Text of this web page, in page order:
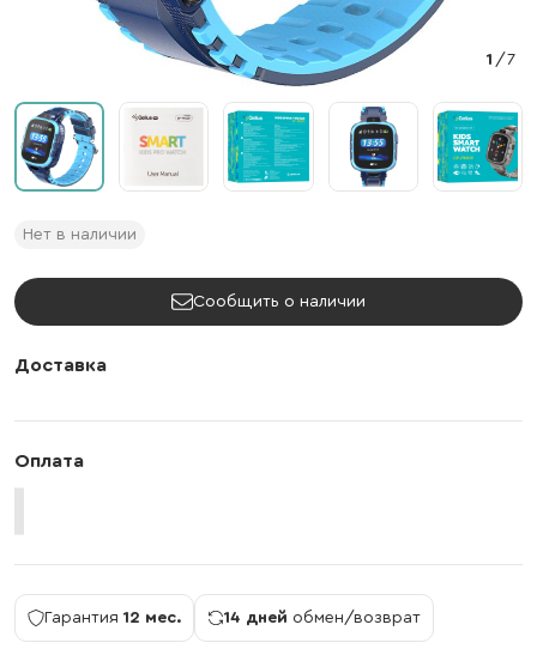
1 /7
Нет в наличии
Сообщить о наличии
Доставка
Оплата
Гарантия 12 мес. 14 дней обмен/возврат